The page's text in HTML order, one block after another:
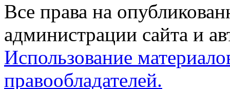
Все права на
администрации сайта и
Использование
правообладателей.